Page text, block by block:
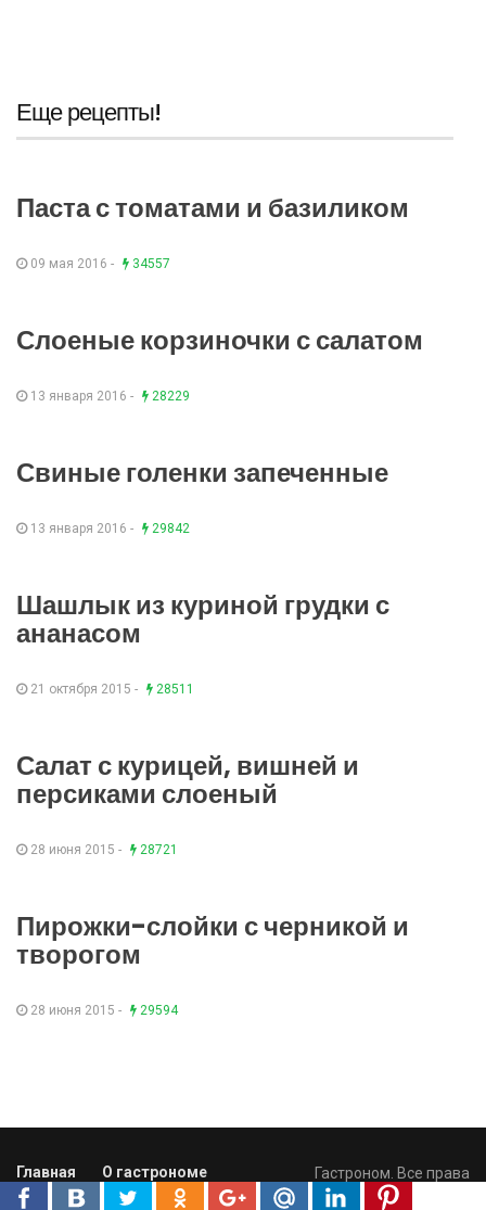
Еще рецепты!
Паста с томатами и базиликом
09 мая 2016 - 34557
Слоеные корзиночки с салатом
13 января 2016 - 28229
Свиные голенки запеченные
13 января 2016 - 29842
Шашлык из куриной грудки с
ананасом
21 октября 2015 - 28511
Салат с курицей, вишней и
персиками слоеный
28 июня 2015 - 28721
Пирожки-слойки с черникой и
творогом
28 июня 2015 - 29594
Главная
О гастрономе
Вакансии
Гастроном. Все права
защищены